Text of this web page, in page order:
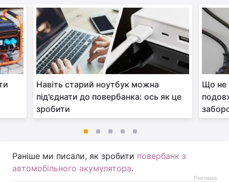
Навіть старий ноутбук можна
під'єднати до повербанка: ось як це
зробити
Що не
Раніше ми писали, як зробити повербанк з
автомобільного акумулятора.
Реклама